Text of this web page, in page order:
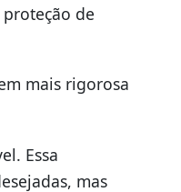
de
mais rigorosa
Essa
mas